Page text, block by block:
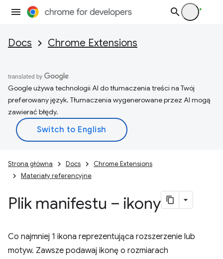
Docs Chrome Extensions
Google używa technologii AI do tłumaczenia treści na Twój
preferowany język. Tłumaczenia wygenerowane przez AI mogą
zawierać błędy.
Strona główna Docs
Chrome Extensions
Materiały referencyjne
Plik manifestu – ikony
Co najmniej 1 ikona reprezentująca rozszerzenie lub
motyw. Zawsze podawaj ikonę o rozmiarach